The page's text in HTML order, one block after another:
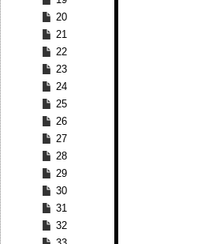
20
21
22
23
24
25
26
27
28
29
30
31
32